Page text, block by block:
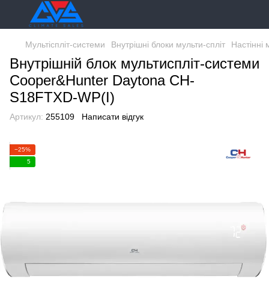
Мультіспліт-системи Внутрішні блоки мульти-спліт Настінні
Внутрішній блок мультиспліт-системи
Cooper&Hunter Daytona CH-
S18FTXD-WP(I)
Артикул: 255109 Написати відгук
−25%
5